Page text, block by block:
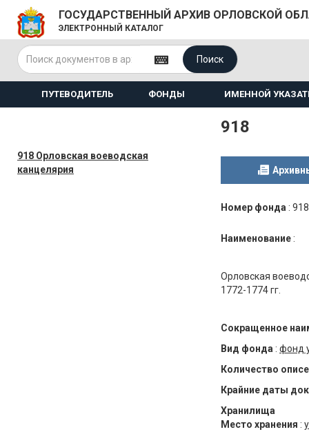
ГОСУДАРСТВЕННЫЙ АРХИВ ОРЛОВСКОЙ
ЭЛЕКТРОННЫЙ КАТАЛОГ
Поиск
ПУТЕВОДИТЕЛЬ ФОНДЫ ИМЕННОЙ
918 Орловская воеводская
канцелярия
918
Номер фонда : 918
Наименование :
Орловская
1772-1774 гг.
Сокращенное
Вид фонда : фонд
Количество
Крайние даты
Хранилища
Место хранения :